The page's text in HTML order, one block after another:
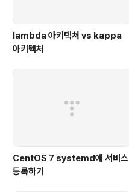
lambda 아키텍처 vs kappa
아키텍처
CentOS 7 systemd에 서비스
등록하기